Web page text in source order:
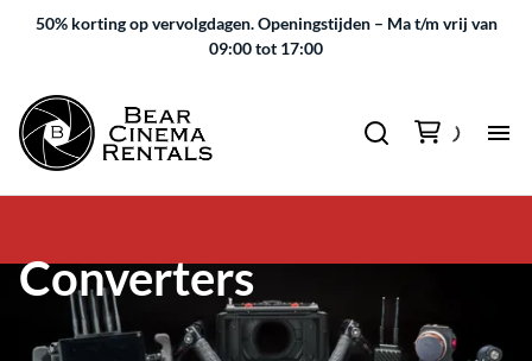
50% korting op vervolgdagen. Openingstijden – Ma t/m vrij van
09:00 tot 17:00
Converters